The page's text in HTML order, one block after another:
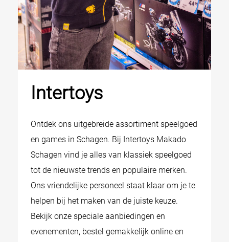
Intertoys
Ontdek ons uitgebreide assortiment speelgoed
en games in Schagen. Bij Intertoys Makado
Schagen vind je alles van klassiek speelgoed
tot de nieuwste trends en populaire merken.
Ons vriendelijke personeel staat klaar om je te
helpen bij het maken van de juiste keuze.
Bekijk onze speciale aanbiedingen en
evenementen, bestel gemakkelijk online en